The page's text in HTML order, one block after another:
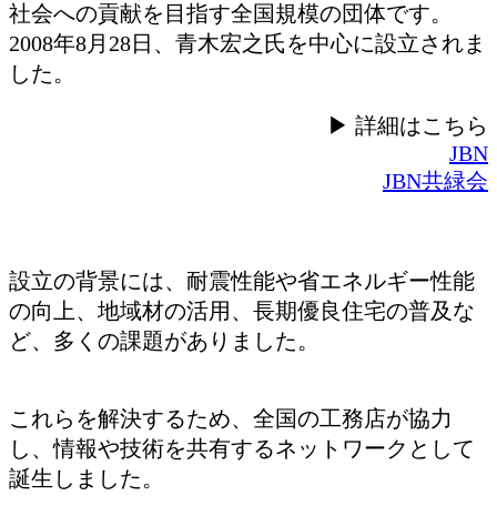
社会への貢献を目指す全国規模の団体です。
2008年8月28日、青木宏之氏を中心に設立されま
した。
▶ 詳細はこちら
JBN
JBN共緑会
設立の背景には、耐震性能や省エネルギー性能
の向上、地域材の活用、長期優良住宅の普及な
ど、多くの課題がありました。
これらを解決するため、全国の工務店が協力
し、情報や技術を共有するネットワークとして
誕生しました。